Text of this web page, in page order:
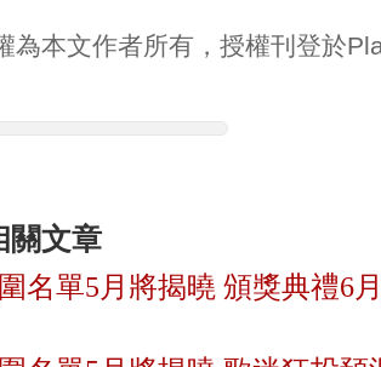
為本文作者所有，授權刊登於
關文章
名單5月將揭曉 頒獎典禮6